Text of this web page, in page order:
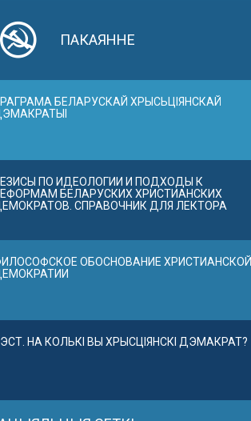
ПАКАЯННЕ
БЕЛАРУСКАЙ ХРЫСЬЦІЯНСКАЙ
ПО ИДЕОЛОГИИ И ПОДХОДЫ К
БЕЛАРУСКИХ ХРИСТИАНСКИХ
СПРАВОЧНИК ДЛЯ ЛЕКТОРА
ОБОСНОВАНИЕ ХРИСТИАНСКОЙ
НА КОЛЬКІ ВЫ ХРЫСЦІЯНСКІ ДЭМАКРАТ?